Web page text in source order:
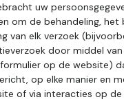
uw
om de behandeling, het
van elk verzoek
door middel
op de website)
op elke manier en
of via interacties op de